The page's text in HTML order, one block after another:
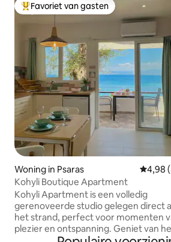
Topfavoriet van gasten
Favoriet van gasten
Woning in Psaras
4,98
Kohyli Boutique Apartment
Kohyli Apartment is een volledig
gerenoveerde studio gelegen direct
het strand, perfect voor momenten
plezier en ontspanning. Geniet van